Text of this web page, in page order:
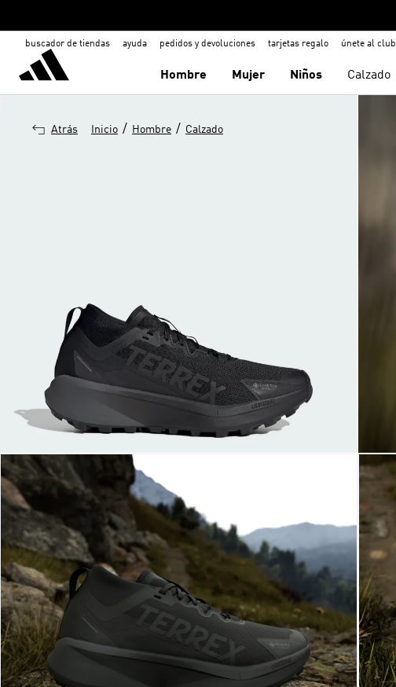
buscador de tiendas ayuda pedidos y devoluciones tarjetas regalo únete al club
Hombre Mujer Niños Calzado
Atrás Inicio / Hombre / Calzado